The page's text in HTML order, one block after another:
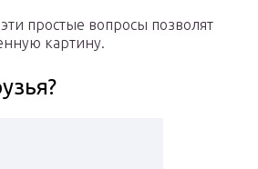
простые вопросы позволят
картину.